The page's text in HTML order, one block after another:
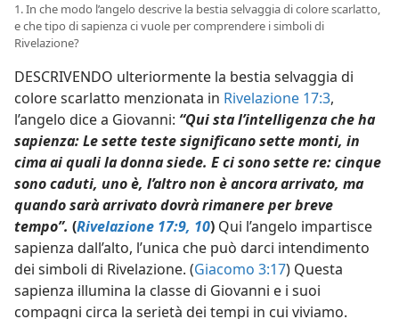
1. In che modo l’angelo descrive la bestia selvaggia di colore scarlatto,
e che tipo di sapienza ci vuole per comprendere i simboli di
Rivelazione?
DESCRIVENDO ulteriormente la bestia selvaggia di
colore scarlatto menzionata in Rivelazione 17:3,
l’angelo dice a Giovanni: “Qui sta l’intelligenza che ha
sapienza: Le sette teste significano sette monti, in
cima ai quali la donna siede. E ci sono sette re: cinque
sono caduti, uno è, l’altro non è ancora arrivato, ma
quando sarà arrivato dovrà rimanere per breve
tempo”. (Rivelazione 17:9, 10) Qui l’angelo impartisce
sapienza dall’alto, l’unica che può darci intendimento
dei simboli di Rivelazione. (Giacomo 3:17) Questa
sapienza illumina la classe di Giovanni e i suoi
compagni circa la serietà dei tempi in cui viviamo.